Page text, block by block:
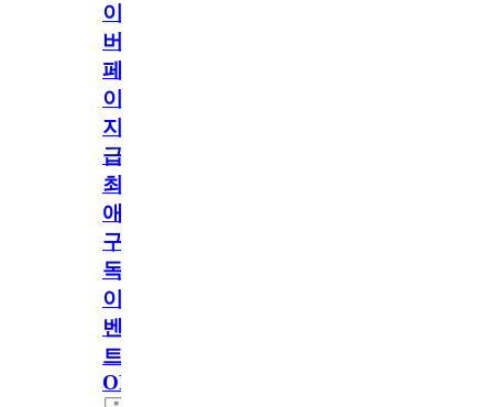
이
버
페
이
지
급!
최
애
구
독
이
벤
트
OPEN!